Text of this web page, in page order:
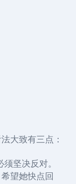
大致有三点：
坚决反对。
望她快点回